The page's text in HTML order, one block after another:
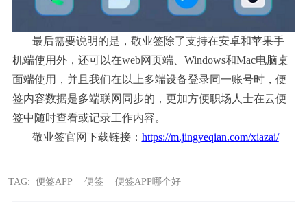
最后需要说明的是，敬业签除了支持在安卓和苹果手
机端使用外，还可以在web网页端、Windows和Mac电脑桌
面端使用，并且我们在以上多端设备登录同一账号时，便
签内容数据是多端联网同步的，更加方便职场人士在云便
签中随时查看或记录工作内容。
敬业签官网下载链接： https://m.jingyeqian.com/xiazai/
TAG: 便签APP 便签 便签APP哪个好